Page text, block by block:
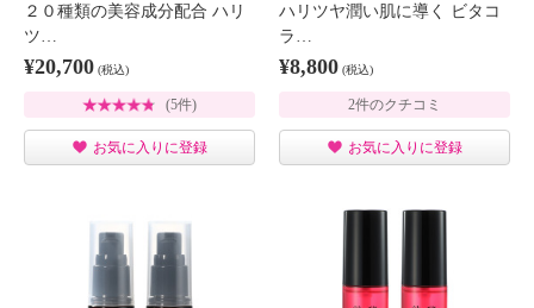
２０種類の美容成分配合 ハリ
ツ…
¥20,700 (税込)
(5件)
お気に入りに登録
ハリツヤ潤い肌に導く ビタコ
ラ…
¥8,800 (税込)
2件のクチコミ
お気に入りに登録